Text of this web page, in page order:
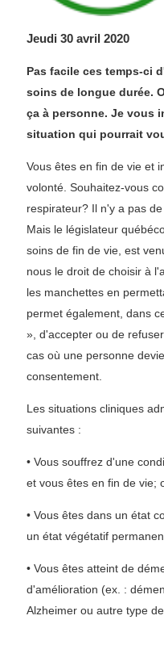
Jeudi 30 avril 2020
Pas facile ces temps-ci
soins de longue durée.
ça à personne. Je vous
situation qui pourrait
Vous êtes en fin de vie et
volonté. Souhaitez-vous
respirateur? Il n'y a pas
Mais le législateur
soins de fin de vie, est
nous le droit de choisir à
les manchettes en
permet également, dans
», d'accepter ou de
cas où une personne
consentement.
Les situations cliniques
suivantes :
• Vous souffrez d'une
et vous êtes en fin de vie;
• Vous êtes dans un état
un état végétatif
• Vous êtes atteint de
d'amélioration (ex. :
Alzheimer ou autre type